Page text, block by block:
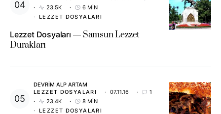
23,5K
6 MIN
LEZZET DOSYALARI
Lezzet Dosyaları
Samsun Lezzet
Durakları
DEVRIM ALP ARTAM
LEZZET DOSYALARI
07.11.16
1
23,4K
8 MIN
LEZZET DOSYALARI